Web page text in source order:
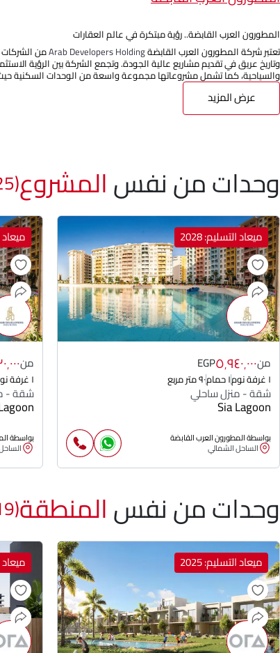
المطورون العرب القابضة.. رؤية مبتكرة في عالم العقارات
تعتبر شركة المطورون العرب القابضةArab Developers Holdingمن الشركات
وتاريخ عريق في تقديم مشاريع عالية الجودة. وتجمع الشركة بين الرؤية
والسياحية، كما تشمل مشروعاتها مجموعة واسعة من الوحدات السكنية
عرض المزيد
وحدات من نفسالمشروع(25)
ميعاد التسليم: 2028
من٥٬٩٤٠٬٠٠٠EGP
١ غرفة نوم ١ حمام ٩٠ متر مربع
شقة - منزل ساحلي
Sia Lagoon
بواسطة المطورون العرب القابضة
الساحل الشمالي
ميعاد
من
١ غرفة نوم
شقة -
بواسطة
وحدات من نفسالمنطقة(5319)
ميعاد التسليم: 2025 ميعاد